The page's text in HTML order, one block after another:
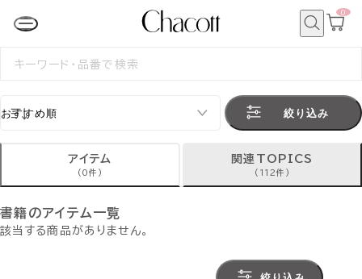
カ
0
検
絞り込み
アイテム
(0件)
関連TOPICS
(112件)
書籍のアイテム一覧
該当する商品がありません。